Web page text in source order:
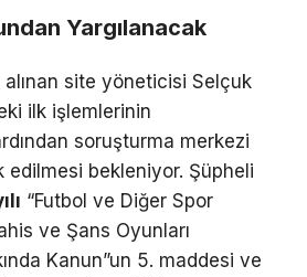
Yargılanacak
alınan site yöneticisi Selçuk
ilk işlemlerinin
soruşturma merkezi
edilmesi bekleniyor. Şüpheli
“Futbol ve Diğer Spor
ve Şans Oyunları
Kanun”un 5. maddesi ve